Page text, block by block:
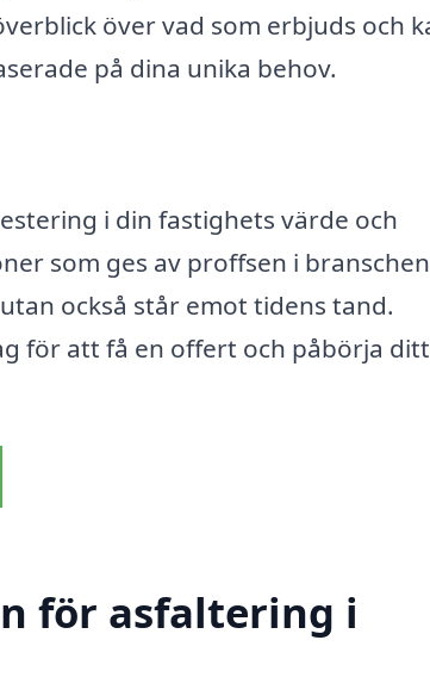
över vad som erbjuds och
på dina unika behov.
i din fastighets värde och
som ges av proffsen i branschen
också står emot tidens tand.
för att få en offert och påbörja ditt
för asfaltering i